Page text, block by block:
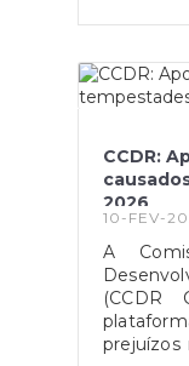
durante
da
CCDR:
2026
10-FEV-
A
(CCDR
prejuízos